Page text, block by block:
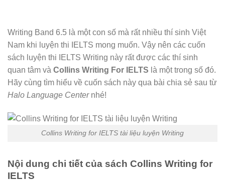
Writing Band 6.5 là một con số mà rất nhiều thí sinh Việt
Nam khi luyện thi IELTS mong muốn. Vậy nên các cuốn
sách luyện thi IELTS Writing này rất được các thí sinh
quan tâm và Collins Writing For IELTS là một trong số đó.
Hãy cùng tìm hiểu về cuốn sách này qua bài chia sẻ sau từ
Halo Language Centernhé!
Collins Writing for IELTS tài liệu luyện Writing
Nội dung chi tiết của sách Collins Writing for
IELTS